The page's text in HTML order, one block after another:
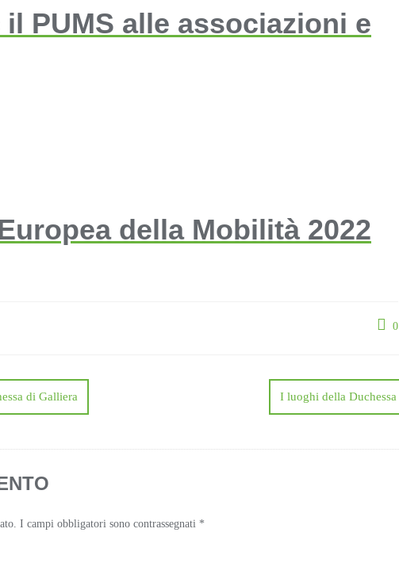
PUMS alle associazioni e
della Mobilità 2022
0
di Galliera I luoghi della Duchessa
I campi obbligatori sono contrassegnati *